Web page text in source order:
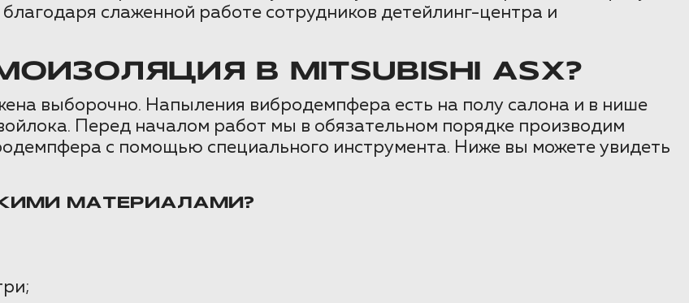
слаженной работе сотрудников детейлинг-центра и
В MITSUBISHI ASX?
выборочно. Напыления вибродемпфера есть на полу салона и в нише
Перед началом работ мы в обязательном порядке производим
с помощью специального инструмента. Ниже вы можете увидеть
МАТЕРИАЛАМИ?